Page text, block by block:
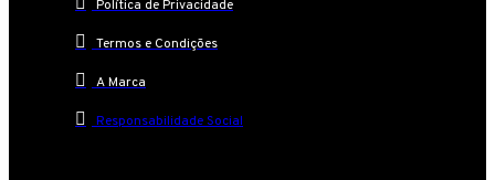
Política de Privacidade
Termos e Condições
A Marca
Responsabilidade Social